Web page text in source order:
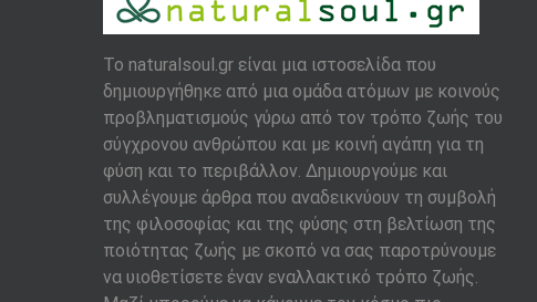
To naturalsoul.gr είναι μια ιστοσελίδα που
δημιουργήθηκε από μια ομάδα ατόμων με κοινούς
προβληματισμούς γύρω από τον τρόπο ζωής του
σύγχρονου ανθρώπου και με κοινή αγάπη για τη
φύση και το περιβάλλον. Δημιουργούμε και
συλλέγουμε άρθρα που αναδεικνύουν τη συμβολή
της φιλοσοφίας και της φύσης στη βελτίωση της
ποιότητας ζωής με σκοπό να σας παροτρύνουμε
να υιοθετίσετε έναν εναλλακτικό τρόπο ζωής.